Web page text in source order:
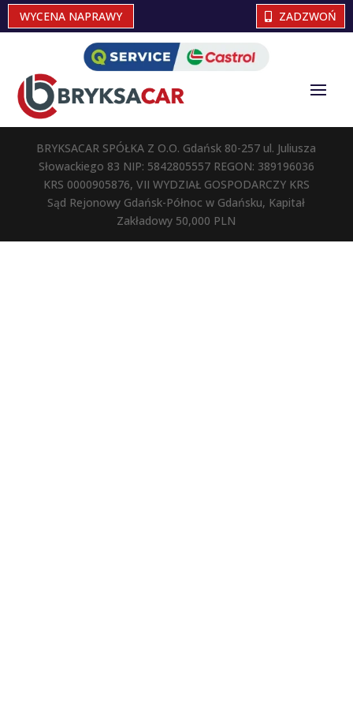
WYCENA NAPRAWY ZADZWOŃ
BRYKSACAR SPÓŁKA Z O.O. Gdańsk 80-257 ul. Juliusza
Słowackiego 83 NIP: 5842805557 REGON: 389196036
KRS 0000905876, VII WYDZIAŁ GOSPODARCZY KRS
Sąd Rejonowy Gdańsk-Północ w Gdańsku, Kapitał
Zakładowy 50,000 PLN